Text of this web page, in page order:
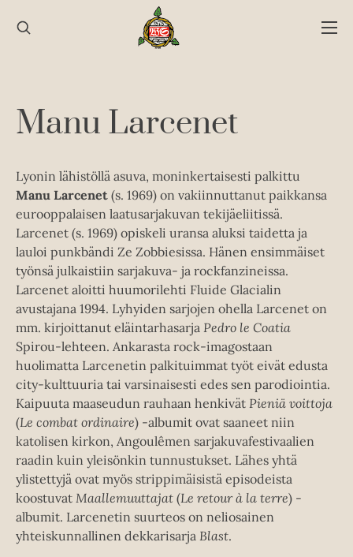
sisältöön
Manu Larcenet
Lyonin lähistöllä asuva, moninkertaisesti palkittu
Manu Larcenet (s. 1969) on vakiinnuttanut paikkansa
eurooppalaisen laatusarjakuvan tekijäeliitissä.
Larcenet (s. 1969) opiskeli uransa aluksi taidetta ja
lauloi punkbändi Ze Zobbiesissa. Hänen ensimmäiset
työnsä julkaistiin sarjakuva- ja rockfanzineissa.
Larcenet aloitti huumorilehti Fluide Glacialin
avustajana 1994. Lyhyiden sarjojen ohella Larcenet on
mm. kirjoittanut eläintarhasarja Pedro le Coatia
Spirou-lehteen. Ankarasta rock-imagostaan
huolimatta Larcenetin palkituimmat työt eivät edusta
city-kulttuuria tai varsinaisesti edes sen parodiointia.
Kaipuuta maaseudun rauhaan henkivät Pieniä voittoja
(Le combat ordinaire) -albumit ovat saaneet niin
katolisen kirkon, Angoulêmen sarjakuvafestivaalien
raadin kuin yleisönkin tunnustukset. Lähes yhtä
ylistettyjä ovat myös strippimäisistä episodeista
koostuvat Maallemuuttajat (Le retour à la terre) -
albumit. Larcenetin suurteos on neliosainen
yhteiskunnallinen dekkarisarja Blast.